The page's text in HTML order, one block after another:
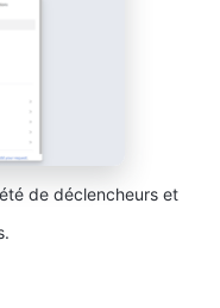
de déclencheurs et